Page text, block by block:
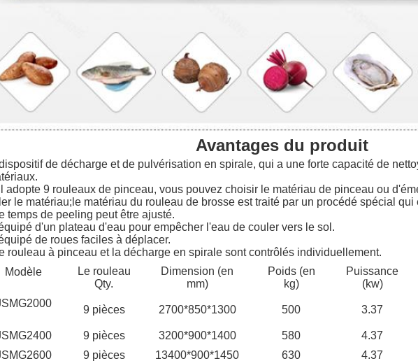
Avantages du produit
de décharge et de pulvérisation en spirale, qui a une forte capacité de
adopte 9 rouleaux de pinceau, vous pouvez choisir le matériau de pinceau ou
le matériau;le matériau du rouleau de brosse est traité par un procédé spécial qui
temps de peeling peut être ajusté.
d'un plateau d'eau pour empêcher l'eau de couler vers le sol.
de roues faciles à déplacer.
rouleau à pinceau et la décharge en spirale sont contrôlés individuellement.
Modèle
Le rouleau
Qty.
Dimension (en
mm)
Poids (en
kg)
Puissance
(kw)
9 pièces 2700*850*1300 500 3.37
9 pièces 3200*900*1400 580 4.37
9 pièces 13400*900*1450 630 4.37